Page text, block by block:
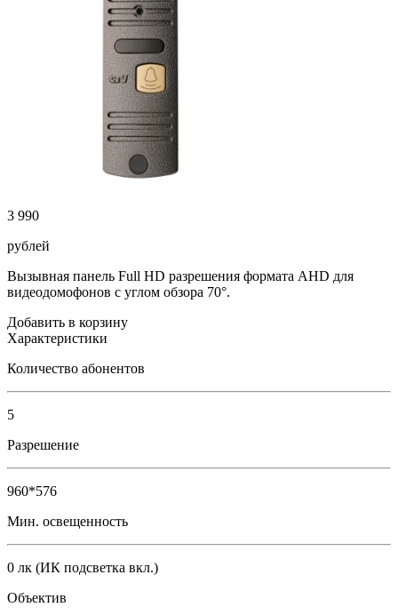
3 990
рублей
Вызывная панель Full HD разрешения формата AHD для
видеодомофонов с углом обзора 70°.
Добавить в корзину
Характеристики
Количество абонентов
5
Разрешение
960*576
Мин. освещенность
0 лк (ИК подсветка вкл.)
Объектив